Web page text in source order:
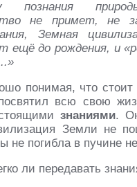
познания
не примет, не
Земная
ещё до рождения, и
понимая, что стоит
всю свою
знаниями.
Земли не
не погибла в пучине
ли передавать